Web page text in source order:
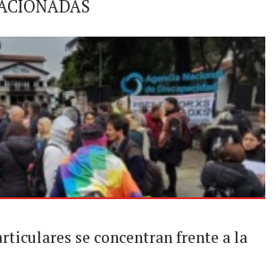
se concentran frente a la